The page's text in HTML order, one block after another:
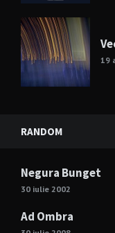
19
RANDOM
Negura Bunget
30 iulie 2002
Ad Ombra